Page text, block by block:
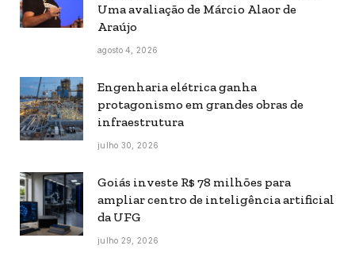
Uma avaliação de Márcio Alaor de
Araújo
agosto 4, 2026
Engenharia elétrica ganha
protagonismo em grandes obras de
infraestrutura
julho 30, 2026
Goiás investe R$ 78 milhões para
ampliar centro de inteligência artificial
da UFG
julho 29, 2026